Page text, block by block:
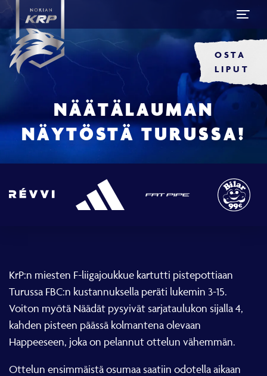
OSTA
LIPUT
NÄÄTÄLAUMAN
NÄYTÖSTÄ TURUSSA!
KrP:n miesten F-liigajoukkue kartutti pistepottiaan
Turussa FBC:n kustannuksella peräti lukemin 3-15.
Voiton myötä Näädät pysyivät sarjataulukon sijalla 4,
kahden pisteen päässä kolmantena olevaan
Happeeseen, joka on pelannut ottelun vähemmän.
Ottelun ensimmäistä osumaa saatiin odotella aikaan